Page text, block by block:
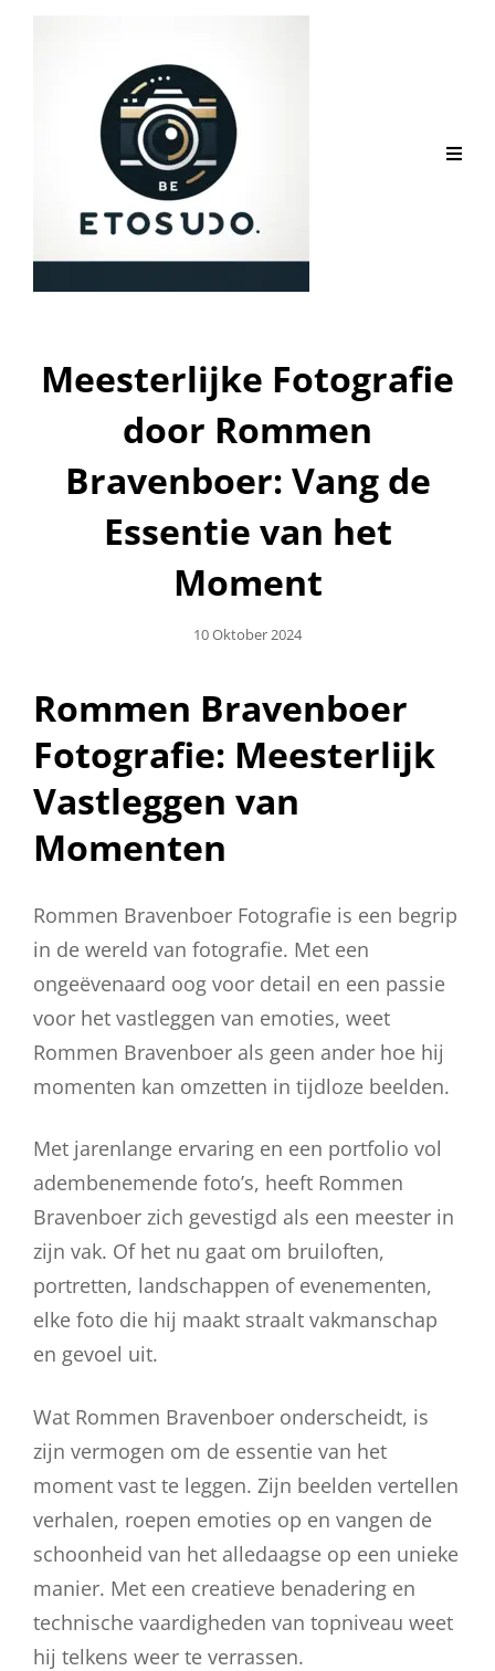
Meesterlijke Fotografie
door Rommen
Bravenboer: Vang de
Essentie van het
Moment
Geplaatst
10 Oktober 2024
Rommen Bravenboer
Fotografie: Meesterlijk
Vastleggen van
Momenten
Rommen Bravenboer Fotografie is een begrip
in de wereld van fotografie. Met een
ongeëvenaard oog voor detail en een passie
voor het vastleggen van emoties, weet
Rommen Bravenboer als geen ander hoe hij
momenten kan omzetten in tijdloze beelden.
Met jarenlange ervaring en een portfolio vol
adembenemende foto’s, heeft Rommen
Bravenboer zich gevestigd als een meester in
zijn vak. Of het nu gaat om bruiloften,
portretten, landschappen of evenementen,
elke foto die hij maakt straalt vakmanschap
en gevoel uit.
Wat Rommen Bravenboer onderscheidt, is
zijn vermogen om de essentie van het
moment vast te leggen. Zijn beelden vertellen
verhalen, roepen emoties op en vangen de
schoonheid van het alledaagse op een unieke
manier. Met een creatieve benadering en
technische vaardigheden van topniveau weet
hij telkens weer te verrassen.